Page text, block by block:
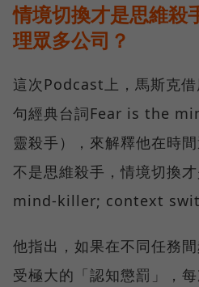
情境切換才是思維殺
理眾多公司？
這次Podcast上，馬斯克
句經典台詞Fear is the
靈殺手），來解釋他在時
不是思維殺手，情境切換
mind-killer; context
他指出，如果在不同任務
受極大的「認知懲罰」，